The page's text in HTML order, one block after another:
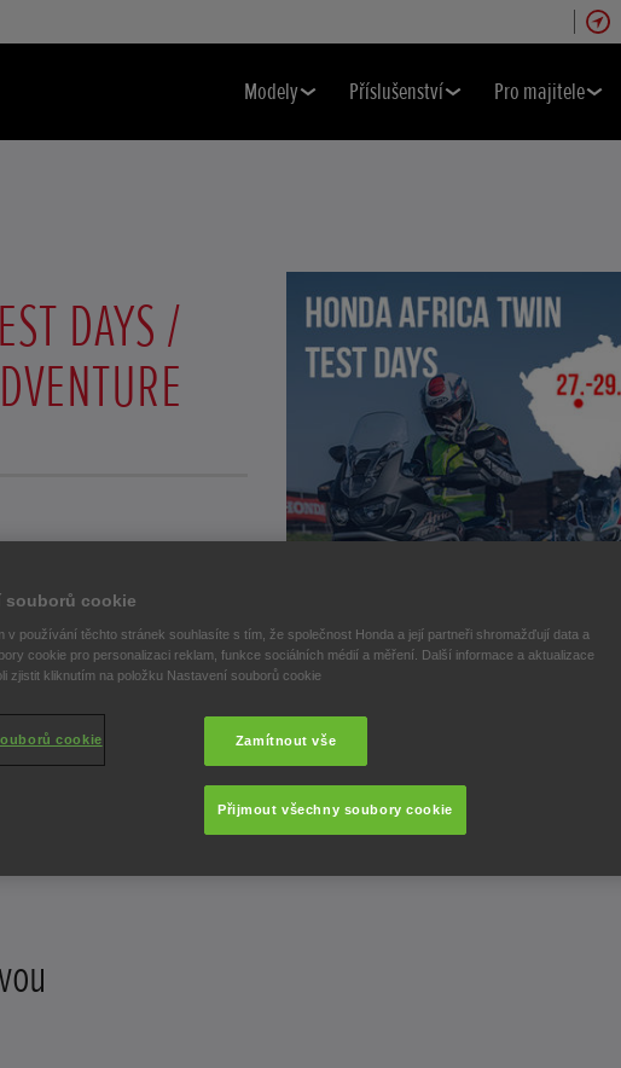
Modely Příslušenství Pro majitele
DAYS /
souborů cookie
v používání těchto stránek souhlasíte s tím, že společnost Honda a její partneři shromažďují data a
cookie pro personalizaci reklam, funkce sociálních médií a měření. Další informace a aktualizace
zjistit kliknutím na položku Nastavení souborů cookie
Zamítnout vše
Přijmout všechny soubory cookie
cookie